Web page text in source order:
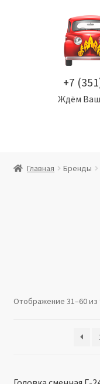
содержимому
+7
Ждём
Политика в
Главная Бренды
Отображение 31–60 из